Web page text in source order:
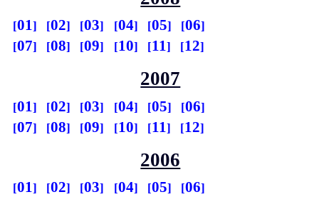
01 02 03 04 05
06
07
08 09 10 11 12
2007
01 02 03 04 05
06
07
08 09 10 11 12
2006
01 02 03 04 05
06